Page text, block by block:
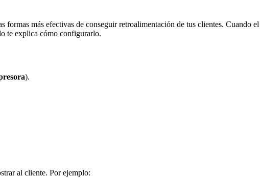
más efectivas de conseguir retroalimentación de tus clientes. Cuando
te explica cómo configurarlo.
).
al cliente. Por ejemplo: